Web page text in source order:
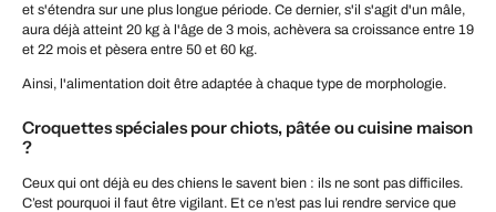
et s'étendra sur une plus longue période. Ce dernier, s'il s'agit d'un mâle,
aura déjà atteint 20 kg à l'âge de 3 mois, achèvera sa croissance entre 19
et 22 mois et pèsera entre 50 et 60 kg.
Ainsi, l'alimentation doit être adaptée à chaque type de morphologie.
Croquettes spéciales pour chiots, pâtée ou cuisine maison
?
Ceux qui ont déjà eu des chiens le savent bien : ils ne sont pas difficiles.
C’est pourquoi il faut être vigilant. Et ce n’est pas lui rendre service que